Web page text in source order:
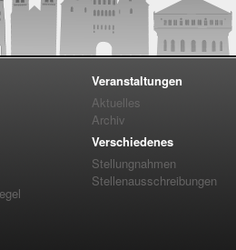
Veranstaltungen
Aktuelles
Archiv
Verschiedenes
Stellungnahmen
Stellenausschreibungen